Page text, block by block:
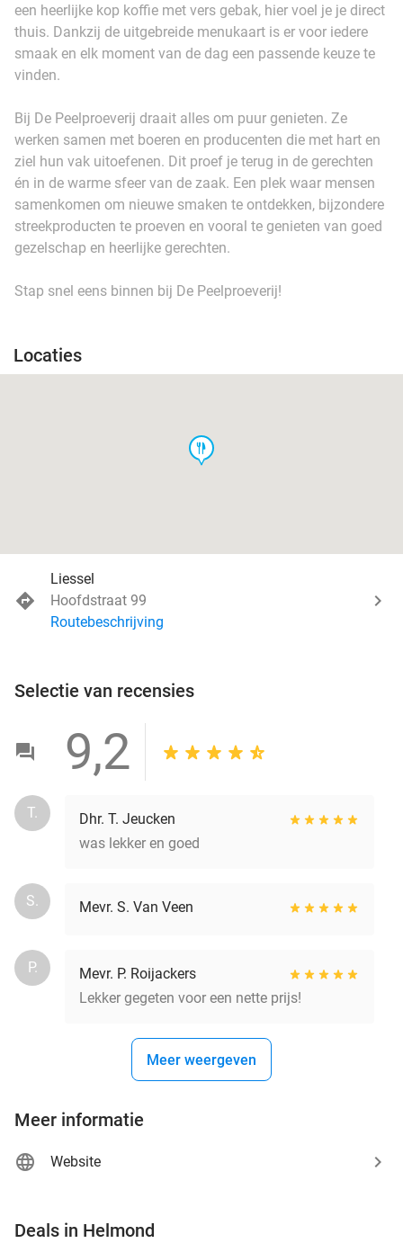
een heerlijke kop koffie met vers gebak, hier voel je je direct
thuis. Dankzij de uitgebreide menukaart is er voor iedere
smaak en elk moment van de dag een passende keuze te
vinden.
Bij De Peelproeverij draait alles om puur genieten. Ze
werken samen met boeren en producenten die met hart en
ziel hun vak uitoefenen. Dit proef je terug in de gerechten
én in de warme sfeer van de zaak. Een plek waar mensen
samenkomen om nieuwe smaken te ontdekken, bijzondere
streekproducten te proeven en vooral te genieten van goed
gezelschap en heerlijke gerechten.
Stap snel eens binnen bij De Peelproeverij!
Locaties
food
Liessel
Hoofdstraat 99
Routebeschrijving
Selectie van recensies
9,2
T.
Dhr. T. Jeucken
was lekker en goed
S. Mevr. S. Van Veen
P.
Mevr. P. Roijackers
Lekker gegeten voor een nette prijs!
Meer weergeven
Meer informatie
Website
Deals in Helmond